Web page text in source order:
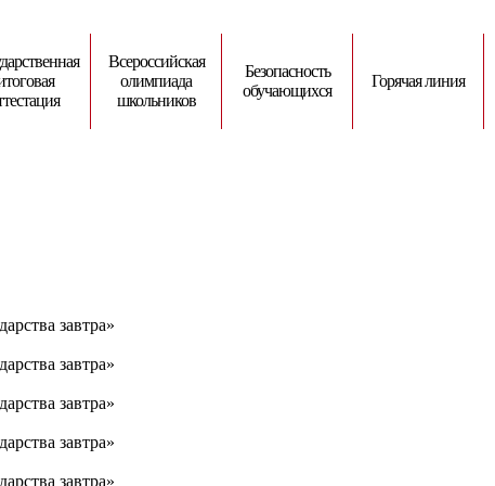
Всероссийская
олимпиада
школьников
Безопасность
обучающихся
Горячая линия
завтра»
завтра»
завтра»
завтра»
завтра»